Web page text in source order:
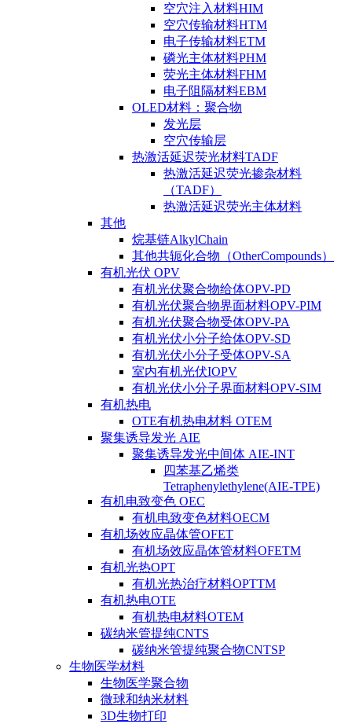
空穴注入材料HIM
空穴传输材料HTM
电子传输材料ETM
磷光主体材料PHM
荧光主体材料FHM
电子阻隔材料EBM
OLED材料：聚合物
发光层
空穴传输层
热激活延迟荧光材料TADF
热激活延迟荧光掺杂材料
（TADF）
热激活延迟荧光主体材料
其他
烷基链AlkylChain
其他共轭化合物（OtherCompounds）
有机光伏 OPV
有机光伏聚合物给体OPV-PD
有机光伏聚合物界面材料OPV-PIM
有机光伏聚合物受体OPV-PA
有机光伏小分子给体OPV-SD
有机光伏小分子受体OPV-SA
室内有机光伏IOPV
有机光伏小分子界面材料OPV-SIM
有机热电
OTE有机热电材料 OTEM
聚集诱导发光 AIE
聚集诱导发光中间体 AIE-INT
四苯基乙烯类
Tetraphenylethylene(AIE-TPE)
有机电致变色 OEC
有机电致变色材料OECM
有机场效应晶体管OFET
有机场效应晶体管材料OFETM
有机光热OPT
有机光热治疗材料OPTTM
有机热电OTE
有机热电材料OTEM
碳纳米管提纯CNTS
碳纳米管提纯聚合物CNTSP
生物医学材料
生物医学聚合物
微球和纳米材料
3D生物打印